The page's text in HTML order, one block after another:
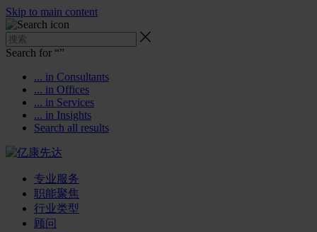
Skip to main content
Search for “”
... in Consultants
... in Offices
... in Services
... in Insights
Search all results
专业服务
职能聚焦
行业类型
顾问